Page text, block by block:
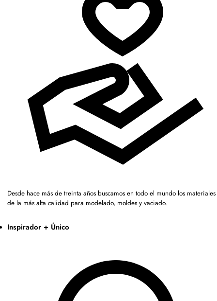
Desde hace más de treinta años buscamos en todo el mundo los materiales
de la más alta calidad para modelado, moldes y vaciado.
Inspirador + Único